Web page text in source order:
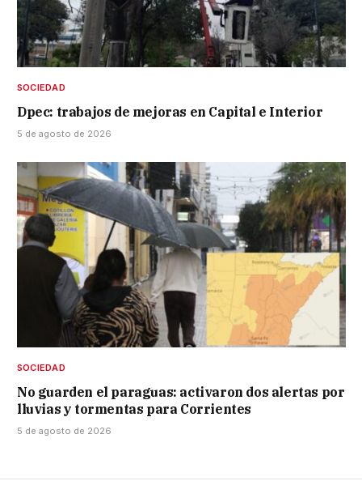
SOCIEDAD
Dpec: trabajos de mejoras en Capital e Interior
5 de agosto de 2026
SOCIEDAD
No guarden el paraguas: activaron dos alertas por
lluvias y tormentas para Corrientes
5 de agosto de 2026